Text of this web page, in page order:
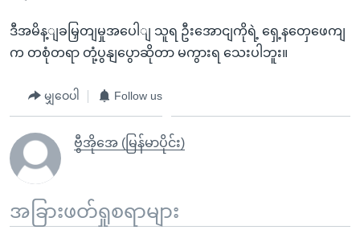
ဒီအမိန့ျခမြှတျမှုအပေါျ သူရ ဦးအောငျကိုရဲ့ ရှေ့နတှေဖေကျ
က တစုံတရာ တုံ့ပွနျပွောဆိုတာ မကွားရ သေးပါဘူး။
မျှဝေပါ Follow us
ဗွီအိုအေ (မြန်မာပိုင်း)
အခြားဖတ်ရှုစရာများ